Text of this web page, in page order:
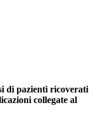
di pazienti ricoverati
collegate al